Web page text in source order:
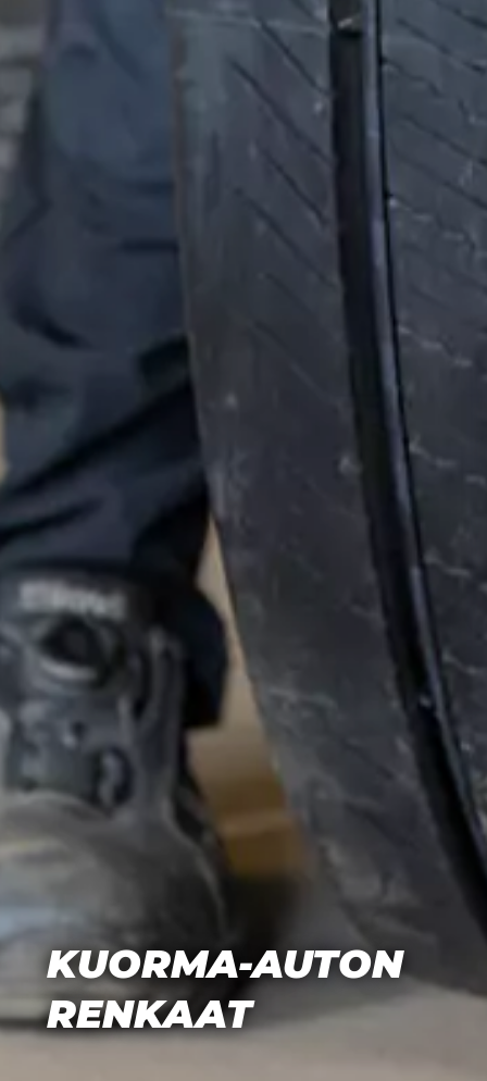
KUORMA-AUTON
RENKAAT